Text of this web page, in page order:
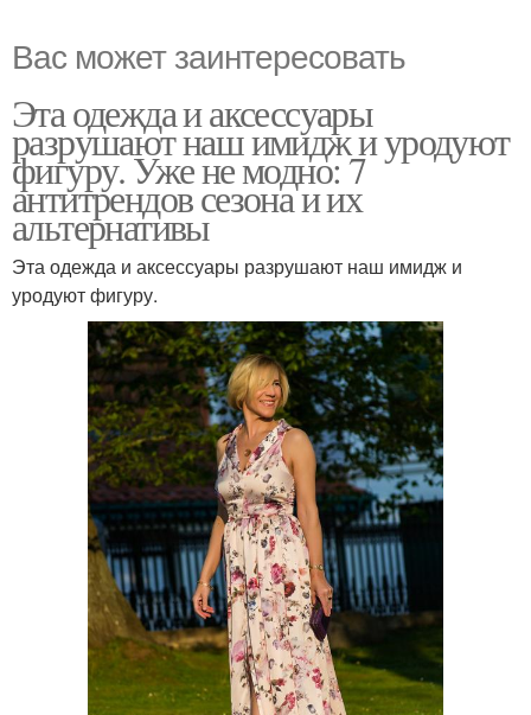
Вас может заинтересовать
Эта одежда и аксессуары
разрушают наш имидж и уродуют
фигуру. Уже не модно: 7
антитрендов сезона и их
альтернативы
Эта одежда и аксессуары разрушают наш имидж и
уродуют фигуру.